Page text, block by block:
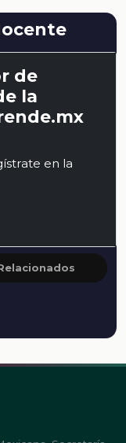
de
la
en la